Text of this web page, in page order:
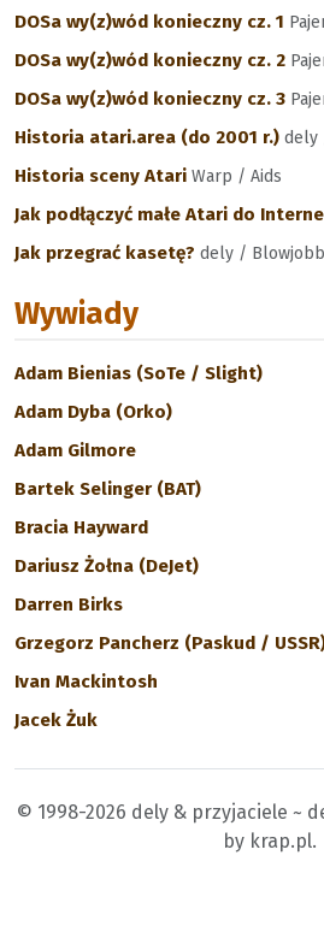
DOSa wy(z)wód konieczny cz. 1
DOSa wy(z)wód konieczny cz. 2
DOSa wy(z)wód konieczny cz. 3
Historia atari.area (do 2001 r.) dely
Historia sceny Atari Warp / Aids
Jak podłączyć małe Atari do
Jak przegrać kasetę? dely / Blowjobb
Wywiady
Adam Bienias (SoTe / Slight)
Adam Dyba (Orko)
Adam Gilmore
Bartek Selinger (BAT)
Bracia Hayward
Dariusz Żołna (DeJet)
Darren Birks
Grzegorz Pancherz (Paskud /
Ivan Mackintosh
Jacek Żuk
© 1998-2026 dely & przyjaciele ~
by krap.pl.